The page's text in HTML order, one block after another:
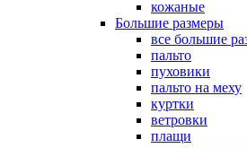
кожаные
Большие размеры
все большие
пальто
пуховики
пальто на меху
куртки
ветровки
плащи